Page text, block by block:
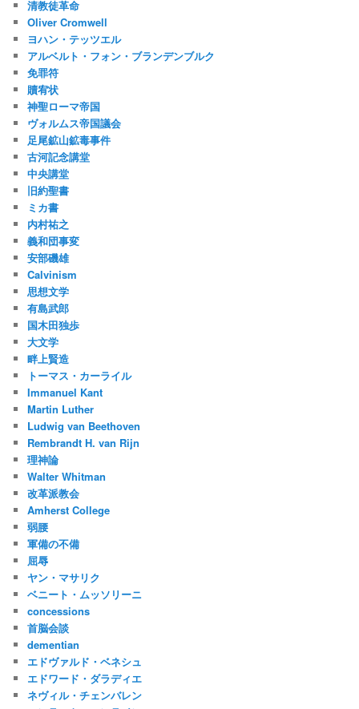
清教徒革命
Oliver Cromwell
ヨハン・テッツエル
アルベルト・フォン・ブランデンブルク
免罪符
贖宥状
神聖ローマ帝国
ヴォルムス帝国議会
足尾鉱山鉱毒事件
古河記念講堂
中央講堂
旧約聖書
ミカ書
内村祐之
義和団事変
安部磯雄
Calvinism
思想文学
有島武郎
国木田独歩
大文学
畔上賢造
トーマス・カーライル
Immanuel Kant
Martin Luther
Ludwig van Beethoven
Rembrandt H. van Rijn
理神論
Walter Whitman
改革派教会
Amherst College
弱腰
軍備の不備
屈辱
ヤン・マサリク
ベニート・ムッソリーニ
concessions
首脳会談
dementian
エドヴァルド・ベネシュ
エドワード・ダラディエ
ネヴィル・チェンバレン